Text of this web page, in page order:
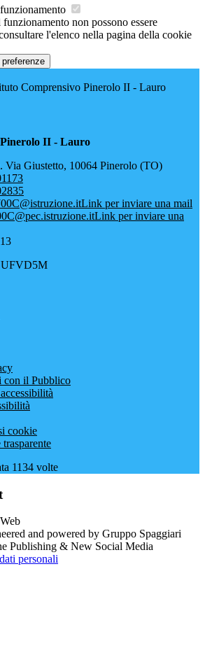
non possono essere
l'elenco nella pagina della cookie
Comprensivo Pinerolo II - Lauro
II - Lauro
Via Giustetto, 10064 Pinerolo (TO)
Link per inviare una mail
Link per inviare una
UFVD5M
il Pubblico
cookie
1134 volte
and powered by Gruppo Spaggiari
Publishing & New Social Media
personali